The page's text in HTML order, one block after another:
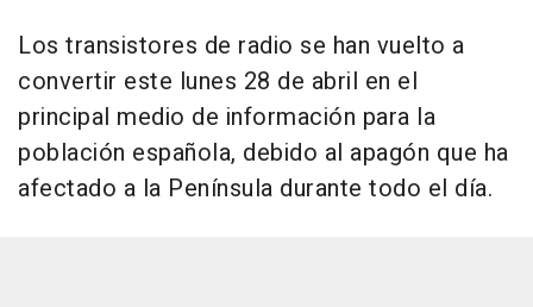
Los transistores de radio se han vuelto a
convertir este lunes 28 de abril en el
principal medio de información para la
población española, debido al apagón que ha
afectado a la Península durante todo el día.